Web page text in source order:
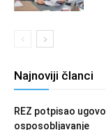
Najnoviji članci
REZ potpisao
osposobljavanje